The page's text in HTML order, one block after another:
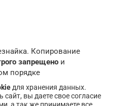
Копирование
запрещено и
порядке
для хранения данных.
вы даете свое согласие